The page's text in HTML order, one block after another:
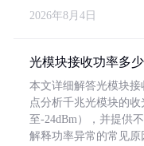
2026年8月4日
光模块接收功率多
本文详细解答光模块
点分析千兆光模块的
至-24dBm），并提供
解释功率异常的常见